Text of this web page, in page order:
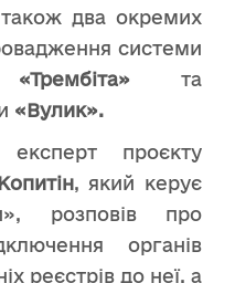
два окремих
системи
та
«Вулик».
проєкту
, який керує
розповів про
органів
реєстрів до неї, а